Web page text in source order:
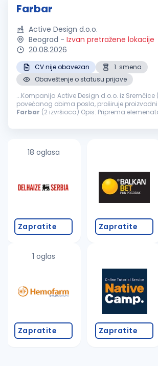
Farbar
Active Design d.o.o.
Beograd - Izvan pretražene lokacije
20.08.2026
CV nije obavezan
1. smena
Obaveštenje o statusu prijave
...Kompanija Active Design d.o.o. iz
povećanog obima posla, proširuje
Farbar (2 izvršioca) Opis: Priprema elemenata za farbanje
Nudimo...
18 oglasa
Zapratite
1 oglas
Zapratite
Zapratite
Zapratite